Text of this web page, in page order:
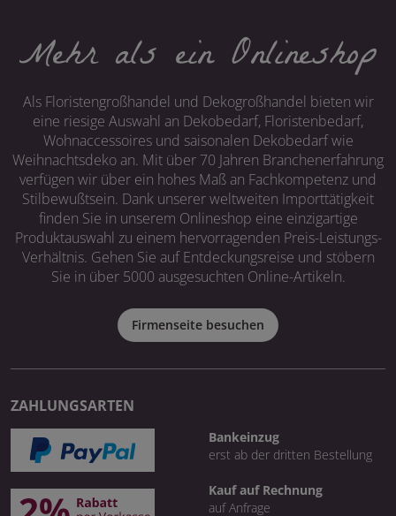
Mehr als ein Onlineshop
Als Floristengroßhandel und Dekogroßhandel bieten wir
eine riesige Auswahl an Dekobedarf, Floristenbedarf,
Wohnaccessoires und saisonalen Dekobedarf wie
Weihnachtsdeko an. Mit über 70 Jahren Branchenerfahrung
verfügen wir über ein hohes Maß an Fachkompetenz und
Stilbewußtsein. Dank unserer weltweiten Importtätigkeit
finden Sie in unserem Onlineshop eine einzigartige
Produktauswahl zu einem hervorragenden Preis-Leistungs-
Verhältnis. Gehen Sie auf Entdeckungsreise und stöbern
Sie in über 5000 ausgesuchten Online-Artikeln.
Firmenseite besuchen
ZAHLUNGSARTEN
Bankeinzug
erst ab der dritten Bestellung
Kauf auf Rechnung
auf Anfrage